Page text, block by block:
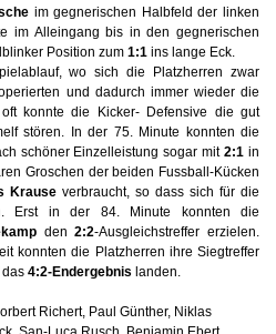
im gegnerischen Halbfeld der linken
im Alleingang bis in den gegnerischen
Position zum 1:1 ins lange Eck.
wo sich die Platzherren zwar
und dadurch immer wieder die
konnte die Kicker- Defensive die gut
stören. In der 75. Minute konnten die
schöner Einzelleistung sogar mit2:1 in
Groschen der beiden Fussball-Kücken
Krause verbraucht, so dass sich für die
Erst in der 84. Minute konnten die
den2:2-Ausgleichstreffer erzielen.
konnten die Platzherren ihre Siegtreffer
das 4:2-Endergebnis landen.
Richert, Paul Günther, Niklas